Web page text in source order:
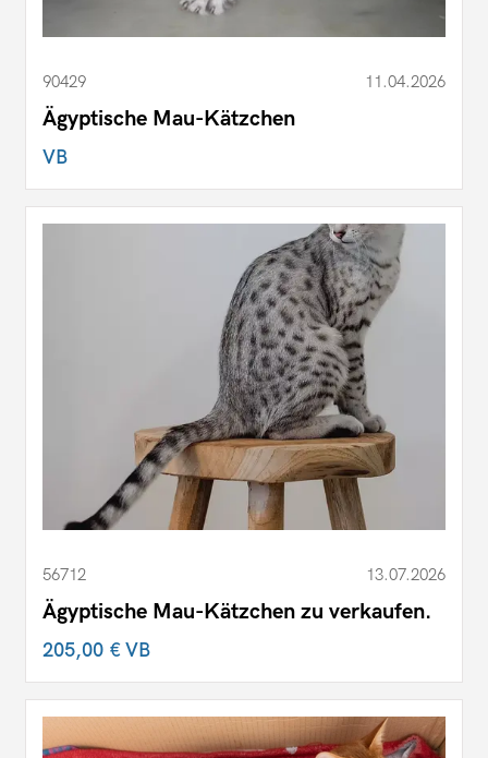
90429 11.04.2026
Ägyptische Mau-Kätzchen
VB
56712 13.07.2026
Ägyptische Mau-Kätzchen zu verkaufen.
205,00 €VB